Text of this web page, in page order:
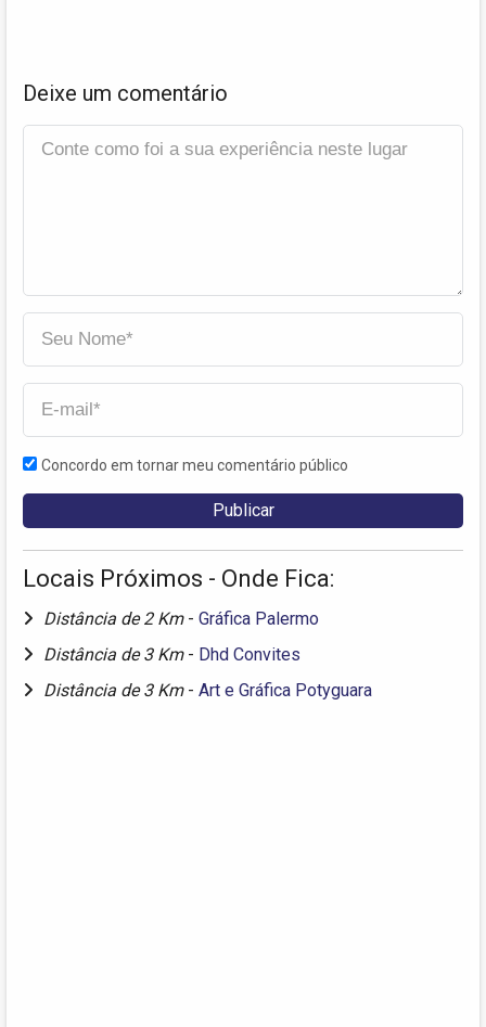
Deixe um comentário
Concordo em tornar meu comentário público
Locais Próximos - Onde Fica:
Distância de 2 Km - Gráfica Palermo
Distância de 3 Km - Dhd Convites
Distância de 3 Km - Art e Gráfica Potyguara